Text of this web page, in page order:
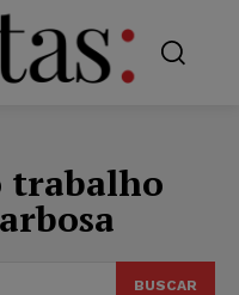
trabalho
BUSCAR